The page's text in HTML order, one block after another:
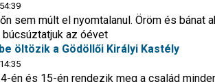
sem múlt el nyomtalanul. Öröm és bánat
az óévet
öltözik a Gödöllői Királyi Kastély
én és 15-én rendezik meg a család